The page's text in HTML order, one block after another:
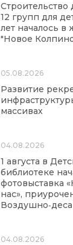
Строительство
12 групп для
лет началось
"Новое
05.08.2026
Развитие
массивах
04.08.2026
1 августа в
библиотеке
фотовыставка
нас»,
04.08.2026